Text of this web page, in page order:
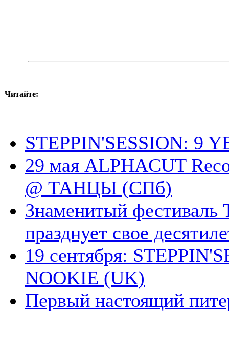
Читайте:
STEPPIN'SESSION: 9
29 мая ALPHACUT
@ ТАНЦЫ (СПб)
Знаменитый
празднует свое
19 сентября:
NOOKIE (UK)
Первый настоящий